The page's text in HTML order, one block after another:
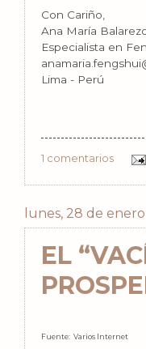
Con Cariño,
Ana María
Especialista en
Lima - Perú
1 comentarios
lunes, 28 de
EL
Fuente: Varios Internet